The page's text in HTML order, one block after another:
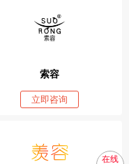
索容
立即咨询
在线